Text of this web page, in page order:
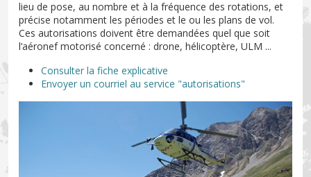
lieu de pose, au nombre et à la fréquence des rotations, et
précise notamment les périodes et le ou les plans de vol.
Ces autorisations doivent être demandées quel que soit
l’aéronef motorisé concerné : drone, hélicoptère, ULM ...
Consulter la fiche explicative
Envoyer un courriel au service "autorisations"